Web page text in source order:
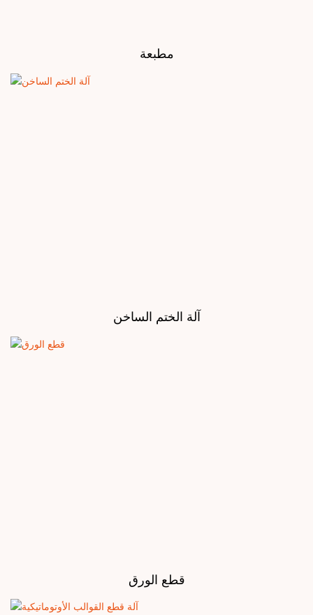
مطبعة
آلة الختم الساخن
قطع الورق